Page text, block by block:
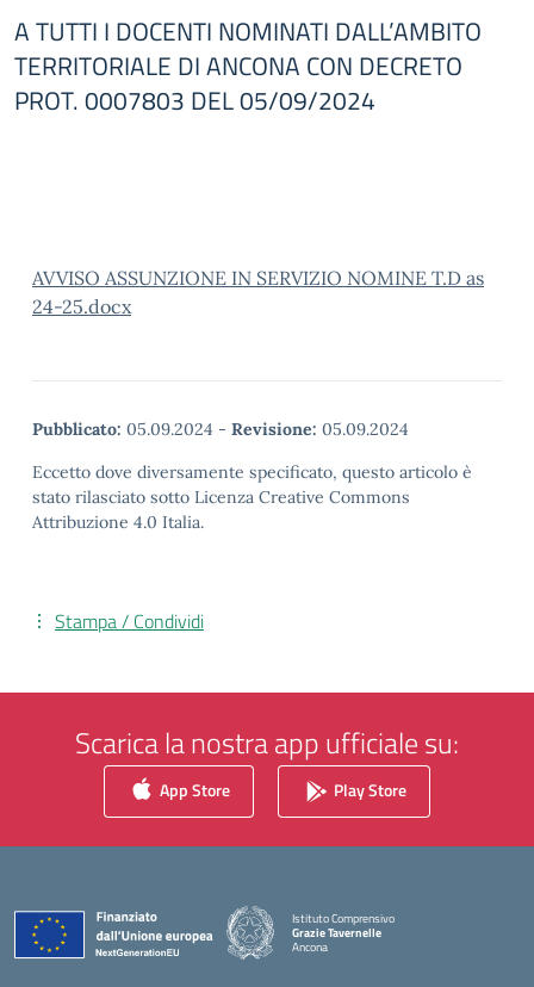
A TUTTI I DOCENTI NOMINATI DALL’AMBITO
TERRITORIALE DI ANCONA CON DECRETO
PROT. 0007803 DEL 05/09/2024
AVVISO ASSUNZIONE IN SERVIZIO NOMINE T.D as
24-25.docx
Pubblicato: 05.09.2024 - Revisione: 05.09.2024
Eccetto dove diversamente specificato, questo articolo è
stato rilasciato sotto Licenza Creative Commons
Attribuzione 4.0 Italia.
Stampa / Condividi
Scarica la nostra app ufficiale su:
App Store Play Store
Istituto Comprensivo
Grazie Tavernelle
Ancona